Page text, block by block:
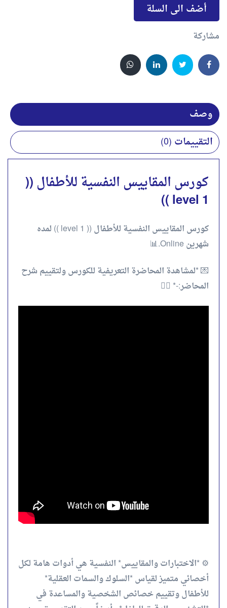
أضف الى السلة
مشاركة
وصف
التقييمات (0)
كورس المقاييس النفسية للأطفال ((
level 1 ))
كورس المقاييس النفسية للأطفال (( level 1 )) لمده
شهرين Online.📊
💌 *لمشاهدة المحاضرة التعريفية للكورس ولتقييم شرح
المحاضر:-* 👇🏻
⚙️ *الاختبارات والمقاييس* النفسية هي أدوات هامة لكل
أخصائي متميز لقياس *السلوك والسمات العقلية*
للأطفال وتقييم خصائص الشخصية والمساعدة في